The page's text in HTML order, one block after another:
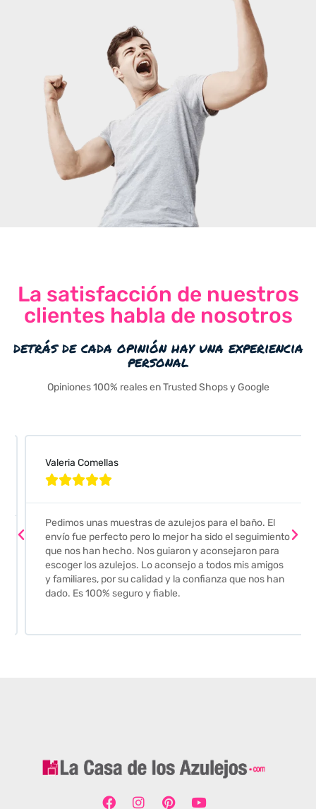
La satisfacción de nuestros
clientes habla de nosotros
detrás de cada opinión hay una experiencia
personal
Opiniones 100% reales en Trusted Shops y Google
Valeria Comellas

Pedimos unas muestras de azulejos para el baño. El
envío fue perfecto pero lo mejor ha sido el seguimiento
que nos han hecho. Nos guiaron y aconsejaron para
escoger los azulejos. Lo aconsejo a todos mis amigos
y familiares, por su calidad y la confianza que nos han
dado. Es 100% seguro y fiable.